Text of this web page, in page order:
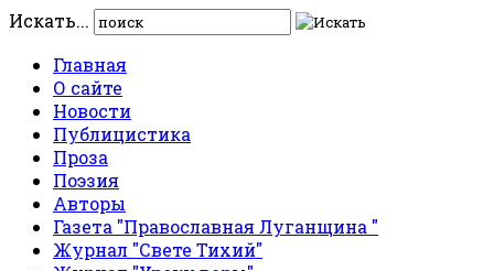
Искать...
Главная
О сайте
Новости
Публицистика
Проза
Поэзия
Авторы
Газета "Православная Луганщина "
Журнал "Свете Тихий"